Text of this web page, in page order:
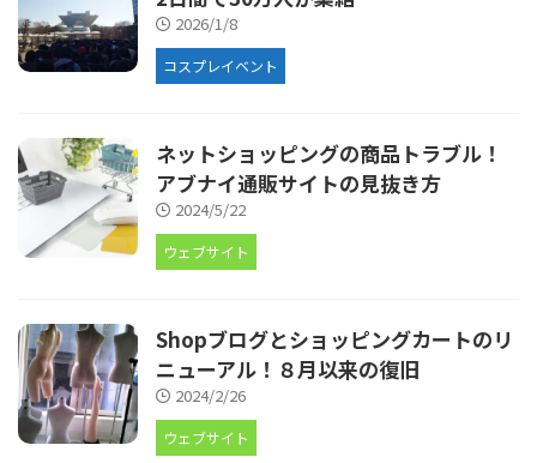
2026/1/8
コスプレイベント
ネットショッピングの商品トラブル！
アブナイ通販サイトの見抜き方
2024/5/22
ウェブサイト
Shopブログとショッピングカートのリ
ニューアル！８月以来の復旧
2024/2/26
ウェブサイト